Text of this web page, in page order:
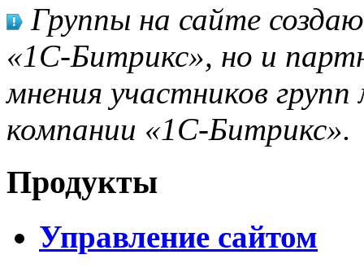
Группы на сайте
«1С-Битрикс», но и
мнения участников
компании «1С-Битрикс».
Продукты
Управление сайтом